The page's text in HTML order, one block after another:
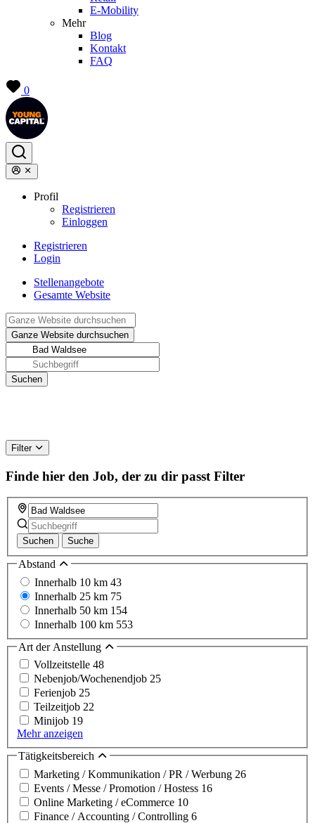
E-Mobility
Mehr
Blog
Kontakt
FAQ
0
Profil
Registrieren
Einloggen
Registrieren
Login
Stellenangebote
Gesamte Website
Filter
Finde hier den Job, der zu dir passt Filter
Suchen Suche
Abstand
Innerhalb 10 km 43
Innerhalb 25 km 75
Innerhalb 50 km 154
Innerhalb 100 km 553
Art der Anstellung
Vollzeitstelle 48
Nebenjob/Wochenendjob 25
Ferienjob 25
Teilzeitjob 22
Minijob 19
Mehr anzeigen
Tätigkeitsbereich
Marketing / Kommunikation / PR / Werbung 26
Events / Messe / Promotion / Hostess 16
Online Marketing / eCommerce 10
Finance / Accounting / Controlling 6